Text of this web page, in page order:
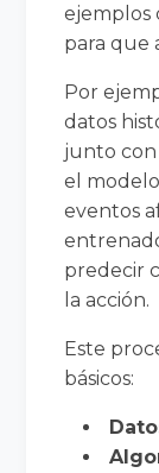
ejemplos
para que
Por
datos
junto con
el
eventos
predecir
la acción.
Este
básicos: